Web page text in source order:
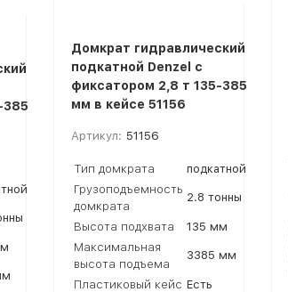
385
Домкрат гидравлический
подкатной Denzel с
фиксатором 2,8 т 135-385
мм в кейсе 51156
Артикул: 51156
Тип домкрата
подкатной
Грузоподъемность
домкрата
2.8 тонны
Высота подхвата
135 мм
Максимальная
высота подъема
3385 мм
Пластиковый кейс Есть